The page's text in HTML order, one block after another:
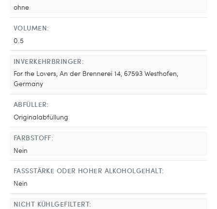
ohne
VOLUMEN:
0.5
INVERKEHRBRINGER:
For the Lovers, An der Brennerei 14, 67593 Westhofen,
Germany
ABFÜLLER:
Originalabfüllung
FARBSTOFF:
Nein
FASSSTÄRKE ODER HOHER ALKOHOLGEHALT:
Nein
NICHT KÜHLGEFILTERT: